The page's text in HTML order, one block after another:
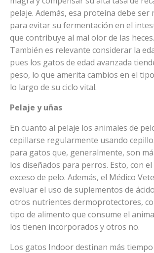
pelaje. Además, esa proteína debe ser
para evitar su fermentación en el
que contribuye al mal olor de las heces.
También es relevante considerar la
pues los gatos de edad avanzada
peso, lo que amerita cambios en el
lo largo de su ciclo vital.
Pelaje y uñas
En cuanto al pelaje los animales de
cepillarse regularmente usando
para gatos que, generalmente, son
los diseñados para perros. Esto, con
exceso de pelo. Además, el Médico
evaluar el uso de suplementos de
otros nutrientes dermoprotectores,
tipo de alimento que consume el
los tienen incorporados y otros no.
Los gatos Indoor destinan más tiempo